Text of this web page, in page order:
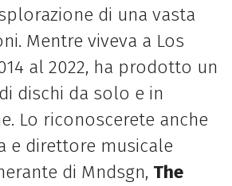
di una vasta
Mentre viveva a Los
al 2022, ha prodotto un
dischi da solo e in
Lo riconoscerete anche
e direttore musicale
di Mndsgn, The